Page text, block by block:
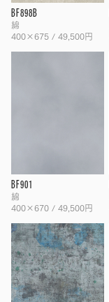
BF898B
綿
400×675 / 49,500円
BF901
綿
400×670 / 49,500円